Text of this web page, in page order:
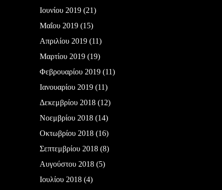
Ιουνίου 2019(21)
Μαΐου 2019(15)
Απριλίου 2019(11)
Μαρτίου 2019(19)
Φεβρουαρίου 2019(11)
Ιανουαρίου 2019(11)
Δεκεμβρίου 2018(12)
Νοεμβρίου 2018(14)
Οκτωβρίου 2018(16)
Σεπτεμβρίου 2018(8)
Αυγούστου 2018(5)
Ιουλίου 2018(4)